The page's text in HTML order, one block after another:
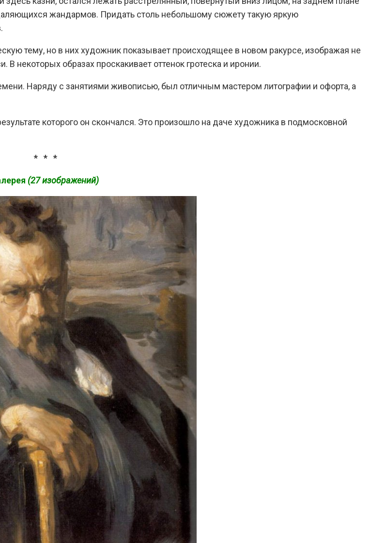
жандармов. Придать столь небольшому сюжету такую яркую
тему, но в них художник показывает происходящее в новом ракурсе, изображая не
некоторых образах проскакивает оттенок гротеска и иронии.
Наряду с занятиями живописью, был отличным мастером литографии и офорта, а
которого он скончался. Это произошло на даче художника в подмосковной
* * *
(27 изображений)